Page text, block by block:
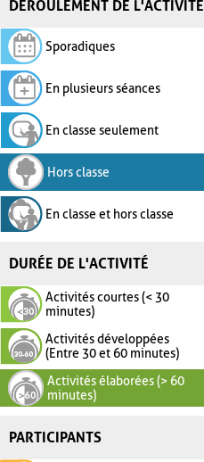
DÉROULEMENT DE L'ACTIVITÉ
Sporadiques
En plusieurs séances
En classe seulement
Hors classe
En classe et hors classe
DURÉE DE L'ACTIVITÉ
Activités courtes (< 30
minutes)
Activités développées
(Entre 30 et 60 minutes)
Activités élaborées (> 60
minutes)
PARTICIPANTS